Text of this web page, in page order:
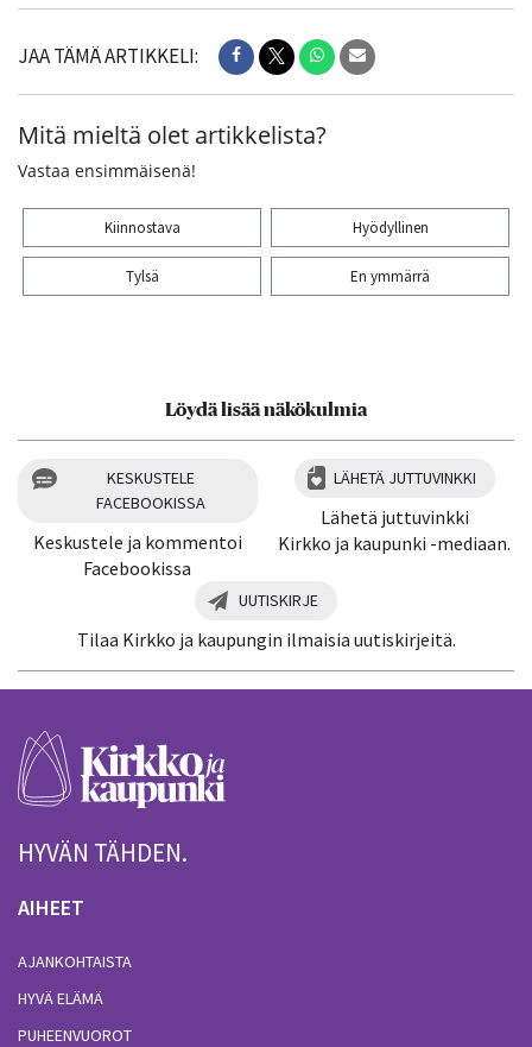
JAA TÄMÄ ARTIKKELI:
Mitä mieltä olet artikkelista?
Vastaa ensimmäisenä!
Kiinnostava Hyödyllinen
Tylsä En ymmärrä
Löydä lisää näkökulmia
KESKUSTELE
FACEBOOKISSA
Keskustele ja kommentoi
Facebookissa
LÄHETÄ JUTTUVINKKI
Lähetä juttuvinkki
Kirkko ja kaupunki -mediaan.
UUTISKIRJE
Tilaa Kirkko ja kaupungin ilmaisia uutiskirjeitä.
HYVÄN TÄHDEN.
AIHEET
AJANKOHTAISTA
HYVÄ ELÄMÄ
PUHEENVUOROT